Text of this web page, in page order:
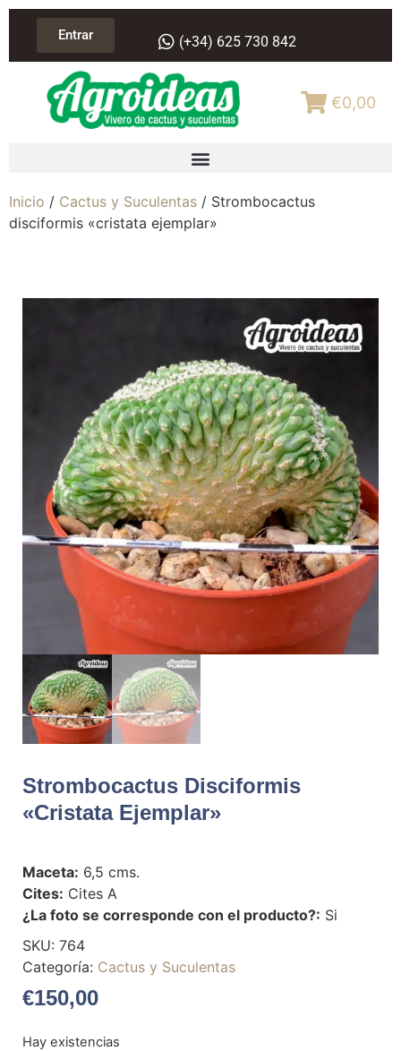
Entrar (+34) 625 730 842
€0,00
Inicio / Cactus y Suculentas / Strombocactus
disciformis «cristata ejemplar»
Strombocactus Disciformis
«cristata Ejemplar»
Maceta: 6,5 cms.
Cites: Cites A
¿La foto se corresponde con el producto?: Si
SKU: 764
Categoría: Cactus y Suculentas
€150,00
Hay existencias